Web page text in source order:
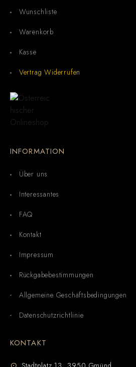
Wunschliste
Warenkorb
Kasse
Vertrag Widerrufen
INFORMATION
Über uns
Interessantes
FAQ
Kontakt
Impressum
Rückgabebestimmungen
Allgemeine Geschäftsbedingungen
Datenschutzrichtlinie
KONTAKT